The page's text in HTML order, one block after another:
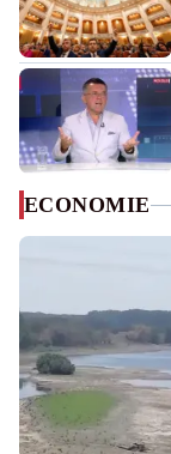
ECONOMIE